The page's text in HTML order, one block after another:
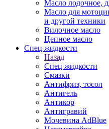
Масло лодочное,
Масло для
и другой техники
Вилочное масло
Цепное масло
Спец жидкости
Назад
Спец жидкости
Смазки
Антифриз, тосол
Антигель
Антикор
Антигравий
Мочевина AdBlue